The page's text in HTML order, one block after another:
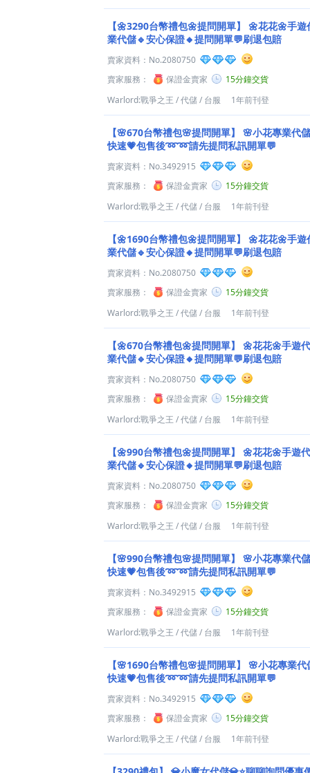
【🌼3290台幣禮包🌼提問開單】
🌼花花🌼手遊
業代儲🔹安心保證🔸提問開單💬刷退包賠
賣家資料： No.2080750
賣家服務：
保證金賣家
15分鐘交貨
Warlord:戰爭之王 /代儲/ 台服 1年前刊登
【🌸670台幣禮包🌸提問開單】
🌸小花專業代
快速💗包售後➿➿請先提問私訊開單💬
賣家資料： No.3492915
賣家服務：
保證金賣家
15分鐘交貨
Warlord:戰爭之王 /代儲/ 台服 1年前刊登
【🌼1690台幣禮包🌼提問開單】
🌼花花🌼手遊
業代儲🔹安心保證🔸提問開單💬刷退包賠
賣家資料： No.2080750
賣家服務：
保證金賣家
15分鐘交貨
Warlord:戰爭之王 /代儲/ 台服 1年前刊登
【🌼670台幣禮包🌼提問開單】
🌼花花🌼手遊
業代儲🔹安心保證🔸提問開單💬刷退包賠
賣家資料： No.2080750
賣家服務：
保證金賣家
15分鐘交貨
Warlord:戰爭之王 /代儲/ 台服 1年前刊登
【🌼990台幣禮包🌼提問開單】
🌼花花🌼手遊
業代儲🔹安心保證🔸提問開單💬刷退包賠
賣家資料： No.2080750
賣家服務：
保證金賣家
15分鐘交貨
Warlord:戰爭之王 /代儲/ 台服 1年前刊登
【🌸990台幣禮包🌸提問開單】
🌸小花專業代
快速💗包售後➿➿請先提問私訊開單💬
賣家資料： No.3492915
賣家服務：
保證金賣家
15分鐘交貨
Warlord:戰爭之王 /代儲/ 台服 1年前刊登
【🌸1690台幣禮包🌸提問開單】
🌸小花專業代
快速💗包售後➿➿請先提問私訊開單💬
賣家資料： No.3492915
賣家服務：
保證金賣家
15分鐘交貨
Warlord:戰爭之王 /代儲/ 台服 1年前刊登